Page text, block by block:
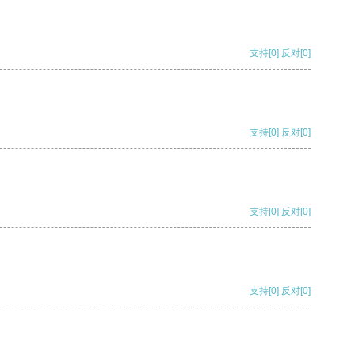
支持[0] 反对[0]
支持[0] 反对[0]
支持[0] 反对[0]
支持[0] 反对[0]